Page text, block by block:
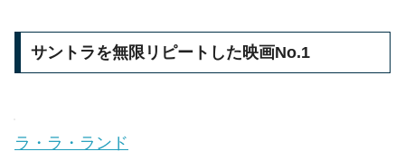
サントラを無限リピートした映画No.1
ラ・ラ・ランド